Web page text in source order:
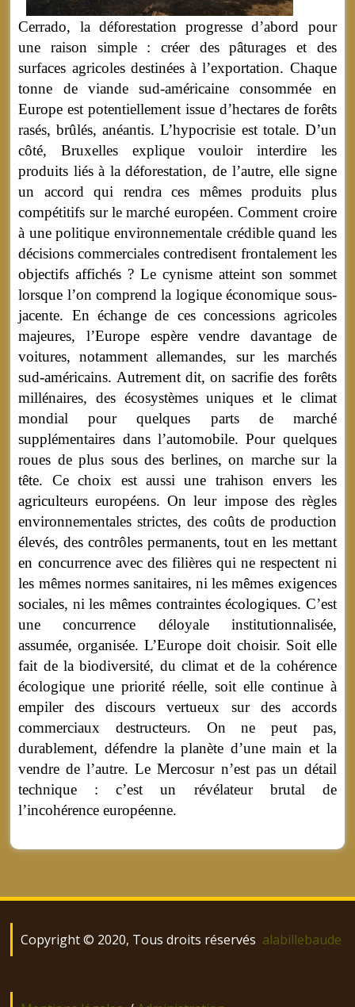
Cerrado, la déforestation progresse d’abord pour
une raison simple : créer des pâturages et des
surfaces agricoles destinées à l’exportation. Chaque
tonne de viande sud-américaine consommée en
Europe est potentiellement issue d’hectares de forêts
rasés, brûlés, anéantis. L’hypocrisie est totale. D’un
côté, Bruxelles explique vouloir interdire les
produits liés à la déforestation, de l’autre, elle signe
un accord qui rendra ces mêmes produits plus
compétitifs sur le marché européen. Comment croire
à une politique environnementale crédible quand les
décisions commerciales contredisent frontalement les
objectifs affichés ? Le cynisme atteint son sommet
lorsque l’on comprend la logique économique sous-
jacente. En échange de ces concessions agricoles
majeures, l’Europe espère vendre davantage de
voitures, notamment allemandes, sur les marchés
sud-américains. Autrement dit, on sacrifie des forêts
millénaires, des écosystèmes uniques et le climat
mondial pour quelques parts de marché
supplémentaires dans l’automobile. Pour quelques
roues de plus sous des berlines, on marche sur la
tête. Ce choix est aussi une trahison envers les
agriculteurs européens. On leur impose des règles
environnementales strictes, des coûts de production
élevés, des contrôles permanents, tout en les mettant
en concurrence avec des filières qui ne respectent ni
les mêmes normes sanitaires, ni les mêmes exigences
sociales, ni les mêmes contraintes écologiques. C’est
une concurrence déloyale institutionnalisée,
assumée, organisée. L’Europe doit choisir. Soit elle
fait de la biodiversité, du climat et de la cohérence
écologique une priorité réelle, soit elle continue à
empiler des discours vertueux sur des accords
commerciaux destructeurs. On ne peut pas,
durablement, défendre la planète d’une main et la
vendre de l’autre. Le Mercosur n’est pas un détail
technique : c’est un révélateur brutal de
l’incohérence européenne.
Copyright © 2020, Tous droits réservés alabillebaude